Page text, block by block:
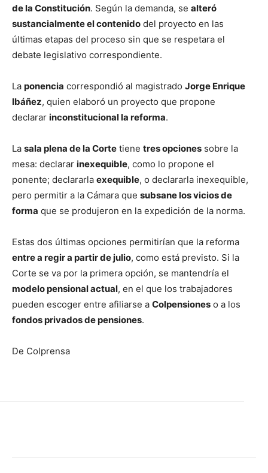
de la Constitución. Según la demanda, se alteró
sustancialmente el contenido del proyecto en las
últimas etapas del proceso sin que se respetara el
debate legislativo correspondiente.
La ponencia correspondió al magistrado Jorge Enrique
Ibáñez, quien elaboró un proyecto que propone
declarar inconstitucional la reforma.
La sala plena de la Corte tiene tres opciones sobre la
mesa: declarar inexequible, como lo propone el
ponente; declararla exequible, o declararla inexequible,
pero permitir a la Cámara que subsane los vicios de
forma que se produjeron en la expedición de la norma.
Estas dos últimas opciones permitirían que la reforma
entre a regir a partir de julio, como está previsto. Si la
Corte se va por la primera opción, se mantendría el
modelo pensional actual, en el que los trabajadores
pueden escoger entre afiliarse a Colpensiones o a los
fondos privados de pensiones.
De Colprensa